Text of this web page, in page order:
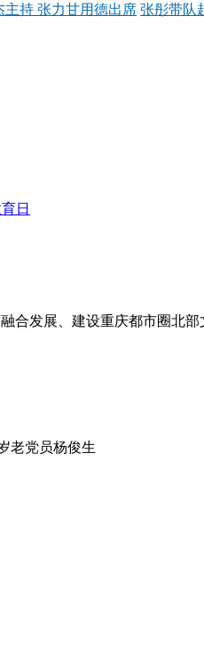
持 张力甘用德出席 张彤带队
日
合发展、建设重庆都市圈北
老党员杨俊生